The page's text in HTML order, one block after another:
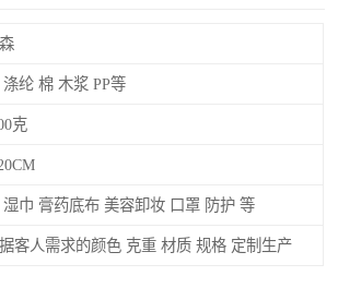
纶 棉 木浆 PP等
克
巾 膏药底布 美容卸妆 口罩 防护 等
客人需求的颜色 克重 材质 规格 定制生产